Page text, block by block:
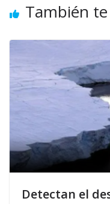
También
Detectan el